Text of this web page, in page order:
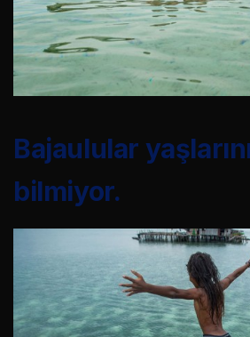
Bajaulular
bilmiyor.